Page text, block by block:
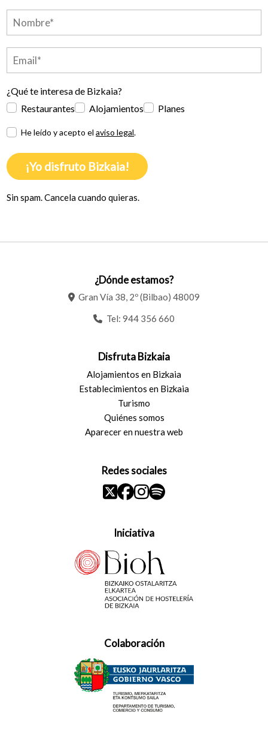
¿Qué te interesa de Bizkaia?
Restaurantes
Alojamientos Planes
He leído y acepto elaviso legal.
¡Yo disfruto Bizkaia!
Sin spam. Cancela cuando quieras.
¿Dónde estamos?
Gran Vía 38, 2º (Bilbao) 48009
Tel: 944 356 660
Disfruta Bizkaia
Alojamientos en Bizkaia
Establecimientos en Bizkaia
Turismo
Quiénes somos
Aparecer en nuestra web
Redes sociales
Iniciativa
Colaboración